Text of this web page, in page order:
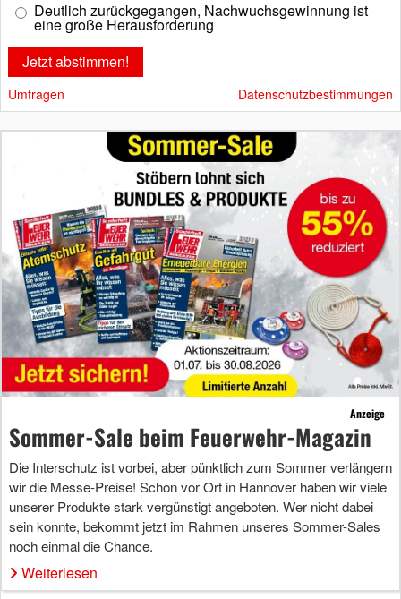
Deutlich zurückgegangen, Nachwuchsgewinnung ist
eine große Herausforderung
Umfragen Datenschutzbestimmungen
Anzeige
Sommer-Sale beim Feuerwehr-Magazin
Die Interschutz ist vorbei, aber pünktlich zum Sommer verlängern
wir die Messe-Preise! Schon vor Ort in Hannover haben wir viele
unserer Produkte stark vergünstigt angeboten. Wer nicht dabei
sein konnte, bekommt jetzt im Rahmen unseres Sommer-Sales
noch einmal die Chance.
Weiterlesen